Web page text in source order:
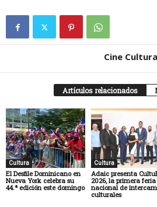
Cine Cultura
Artículos relacionados
Cultura
El Desfile Dominicano en
Nueva York celebra su
44.ª edición este domingo
Cultura
Adaic presenta
2026, la primera feria
nacional de
culturales